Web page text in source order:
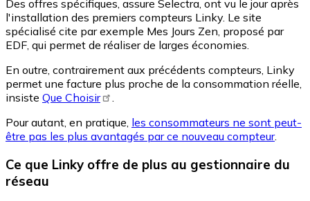
Des offres spécifiques, assure Selectra, ont vu le jour après
l'installation des premiers compteurs Linky. Le site
spécialisé cite par exemple Mes Jours Zen, proposé par
EDF, qui permet de réaliser de larges économies.
En outre, contrairement aux précédents compteurs, Linky
permet une facture plus proche de la consommation réelle,
insiste Que Choisir
.
Pour autant, en pratique, les consommateurs ne sont peut-
être pas les plus avantagés par ce nouveau compteur.
Ce que Linky offre de plus au gestionnaire du
réseau